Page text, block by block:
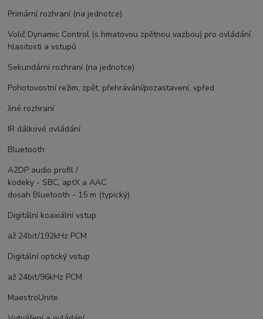
Primární rozhraní (na jednotce)
Volič Dynamic Control (s hmatovou zpětnou vazbou) pro ovládání
hlasitosti a vstupů
Sekundární rozhraní (na jednotce)
Pohotovostní režim, zpět, přehrávání/pozastavení, vpřed
Jiné rozhraní
IR dálkové ovládání
Bluetooth
A2DP audio profil /
kodeky - SBC, aptX a AAC
dosah Bluetooth - 15 m (typický)
Digitální koaxiální vstup
až 24bit/192kHz PCM
Digitální optický vstup
až 24bit/96kHz PCM
MaestroUnite